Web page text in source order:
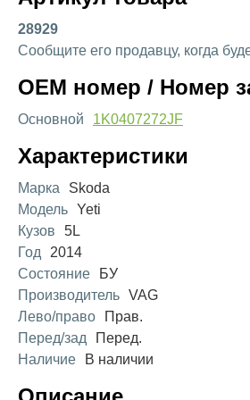
28929
Сообщите его продавцу, когда
OEM номер / Номер
Основной 1K0407272JF
Характеристики
Марка
Skoda
Модель Yeti
Кузов
5L
Год
2014
Состояние
БУ
Производитель VAG
Лево/право
Прав.
Перед/зад
Перед.
Наличие
В наличии